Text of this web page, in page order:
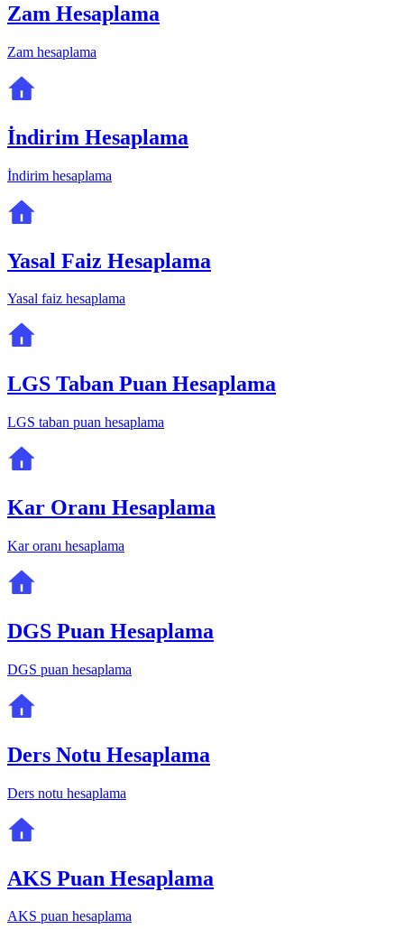
Zam Hesaplama
Zam hesaplama
İndirim Hesaplama
İndirim hesaplama
Yasal Faiz Hesaplama
Yasal faiz hesaplama
LGS Taban Puan Hesaplama
LGS taban puan hesaplama
Kar Oranı Hesaplama
Kar oranı hesaplama
DGS Puan Hesaplama
DGS puan hesaplama
Ders Notu Hesaplama
Ders notu hesaplama
AKS Puan Hesaplama
AKS puan hesaplama